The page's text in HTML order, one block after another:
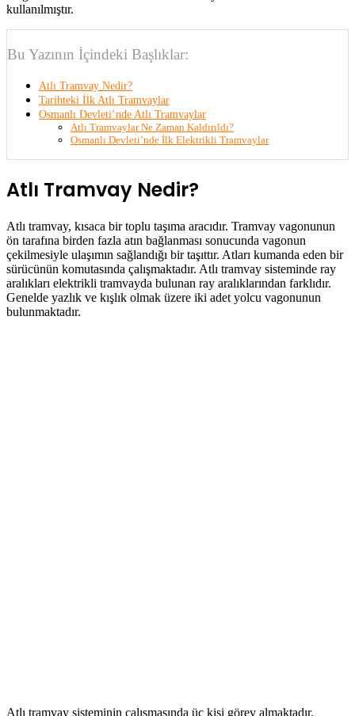
kullanılmıştır.
Bu Yazının İçindeki Başlıklar:
Atlı Tramvay Nedir?
Tarihteki İlk Atlı Tramvaylar
Osmanlı Devleti’nde Atlı Tramvaylar
Atlı Tramvaylar Ne Zaman Kaldırıldı?
Osmanlı Devleti’nde İlk Elektrikli Tramvaylar
Atlı Tramvay Nedir?
Atlı tramvay, kısaca bir toplu taşıma aracıdır. Tramvay vagonunun
ön tarafına birden fazla atın bağlanması sonucunda vagonun
çekilmesiyle ulaşımın sağlandığı bir taşıttır. Atları kumanda eden bir
sürücünün komutasında çalışmaktadır. Atlı tramvay sisteminde ray
aralıkları elektrikli tramvayda bulunan ray aralıklarından farklıdır.
Genelde yazlık ve kışlık olmak üzere iki adet yolcu vagonunun
bulunmaktadır.
Atlı tramvay sisteminin çalışmasında üç kişi görev almaktadır.